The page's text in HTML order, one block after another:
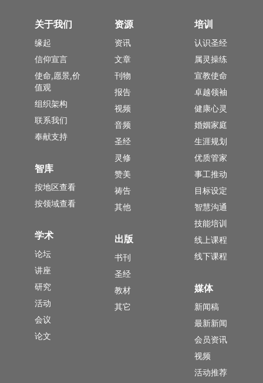
关于我们
缘起
信仰宣言
使命,愿景,价
值观
组织架构
联系我们
奉献支持
智库
按地区查看
按领域查看
学术
论坛
讲座
研究
活动
会议
论文
资源
资讯
文章
刊物
报告
视频
音频
圣经
灵修
赞美
祷告
其他
出版
书刊
圣经
教材
其它
培训
认识圣经
属灵操练
宣教使命
卓越领袖
健康心灵
婚姻家庭
生涯规划
优质管家
事工推动
目标设定
智慧沟通
技能培训
线上课程
线下课程
媒体
新闻稿
最新新闻
会员资讯
视频
活动推荐